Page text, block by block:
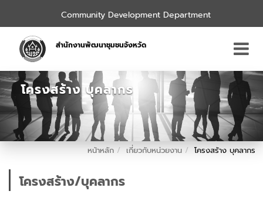
Community Development Department
สำนักงานพัฒนาชุมชนจังหวัด
โครงสร้าง บุคลากร
หน้าหลัก เกี่ยวกับหน่วยงาน โครงสร้าง บุคลากร
โครงสร้าง/บุคลากร